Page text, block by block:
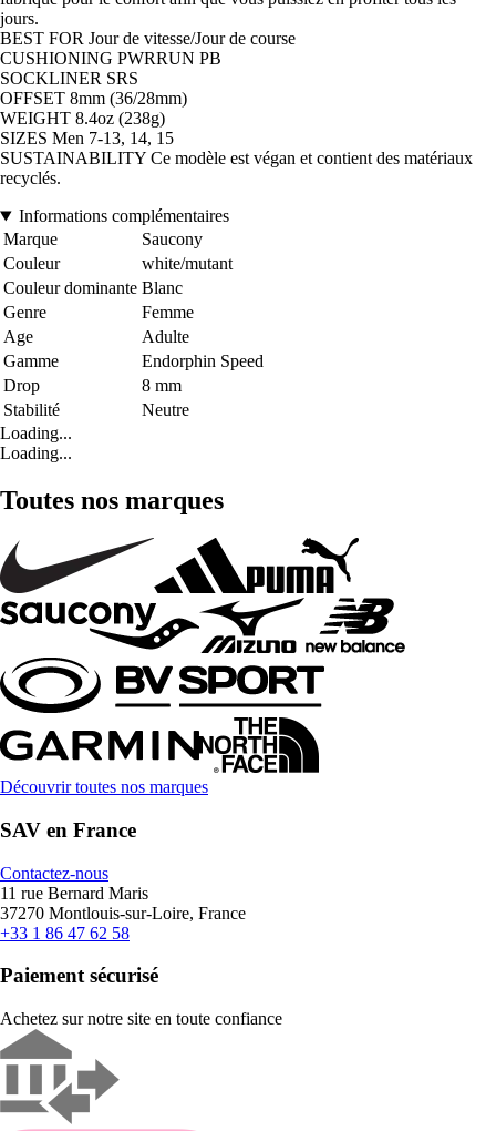
jours.
BEST FOR Jour de vitesse/Jour de course
CUSHIONING PWRRUN PB
SOCKLINER SRS
OFFSET 8mm (36/28mm)
WEIGHT 8.4oz (238g)
SIZES Men 7-13, 14, 15
SUSTAINABILITY Ce modèle est végan et contient des matériaux
recyclés.
Informations complémentaires
Marque
Saucony
Couleur
white/mutant
Couleur dominante Blanc
Genre
Femme
Age
Adulte
Gamme
Endorphin Speed
Drop
8 mm
Stabilité
Neutre
Loading...
Loading...
Toutes nos marques
Découvrir toutes nos marques
SAV en France
Contactez-nous
11 rue Bernard Maris
37270 Montlouis-sur-Loire, France
+33 1 86 47 62 58
Paiement sécurisé
Achetez sur notre site en toute confiance